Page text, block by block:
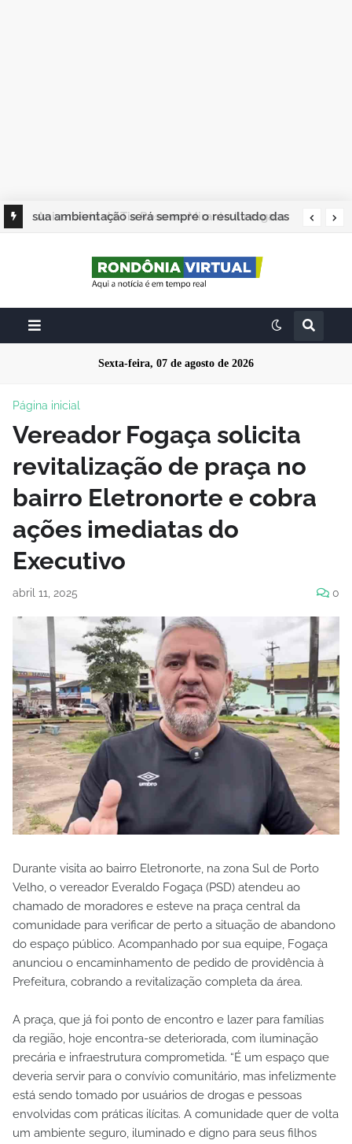
sua ambientação será sempre o resultado das
Sexta-feira, 07 de agosto de 2026
Página inicial
Vereador Fogaça solicita
revitalização de praça no
bairro Eletronorte e cobra
ações imediatas do
Executivo
abril 11, 2025 0
Durante visita ao bairro Eletronorte, na zona Sul de Porto
Velho, o vereador Everaldo Fogaça (PSD) atendeu ao
chamado de moradores e esteve na praça central da
comunidade para verificar de perto a situação de abandono
do espaço público. Acompanhado por sua equipe, Fogaça
anunciou o encaminhamento de pedido de providência à
Prefeitura, cobrando a revitalização completa da área.
A praça, que já foi ponto de encontro e lazer para famílias
da região, hoje encontra-se deteriorada, com iluminação
precária e infraestrutura comprometida. “É um espaço que
deveria servir para o convívio comunitário, mas infelizmente
está sendo tomado por usuários de drogas e pessoas
envolvidas com práticas ilícitas. A comunidade quer de volta
um ambiente seguro, iluminado e digno para seus filhos